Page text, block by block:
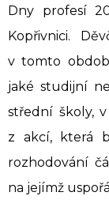
Dny profesí
Kopřivnici.
v tomto
jaké studijní
střední školy,
z akcí, která
rozhodování
na jejímž